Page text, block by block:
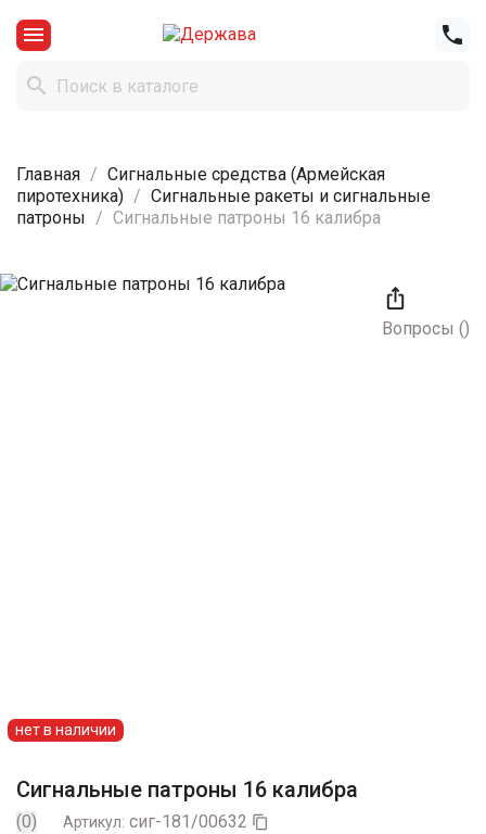



Главная
Сигнальные средства (Армейская
пиротехника)
Сигнальные ракеты и сигнальные
патроны
Сигнальные патроны 16 калибра

Вопросы ()
нет в наличии
Сигнальные патроны 16 калибра
(0) Артикул: сиг-181/00632 